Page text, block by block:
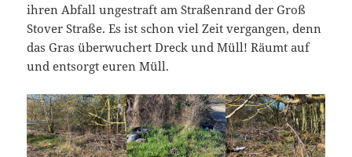
ihren Abfall ungestraft am Straßenrand der Groß
Stover Straße. Es ist schon viel Zeit vergangen, denn
das Gras überwuchert Dreck und Müll! Räumt auf
und entsorgt euren Müll.